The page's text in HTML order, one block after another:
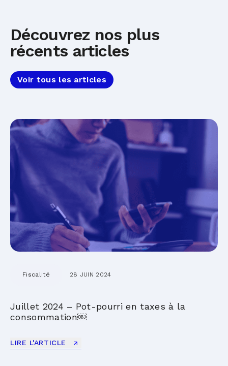
Découvrez nos plus
récents articles
Voir tous les articles
Fiscalité 28 JUIN 2024
Juillet 2024 – Pot-pourri en taxes à la
consommation￼
LIRE L'ARTICLE